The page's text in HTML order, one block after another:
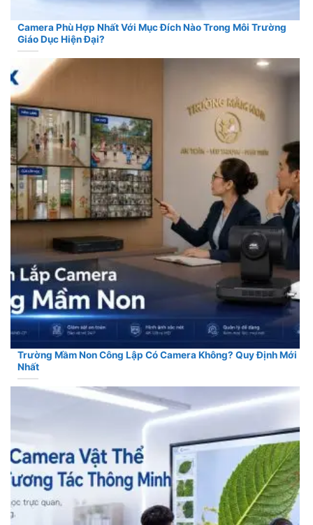
Camera Phù Hợp Nhất Với Mục Đích Nào Trong Môi Trường
Giáo Dục Hiện Đại?
Trường Mầm Non Công Lập Có Camera Không? Quy Định Mới
Nhất